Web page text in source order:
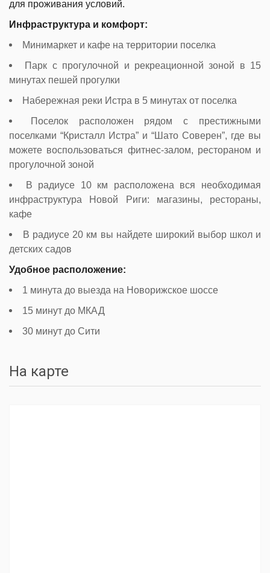
для проживания условий.
Инфраструктура и комфорт:
Минимаркет и кафе на территории поселка
Парк с прогулочной и рекреационной зоной в 15
минутах пешей прогулки
Набережная реки Истра в 5 минутах от поселка
Поселок расположен рядом с престижными
поселками “Кристалл Истра” и “Шато Соверен”, где вы
можете воспользоваться фитнес-залом, рестораном и
прогулочной зоной
В радиусе 10 км расположена вся необходимая
инфраструктура Новой Риги: магазины, рестораны,
кафе
В радиусе 20 км вы найдете широкий выбор школ и
детских садов
Удобное расположение:
1 минута до выезда на Новорижское шоссе
15 минут до МКАД
30 минут до Сити
На карте